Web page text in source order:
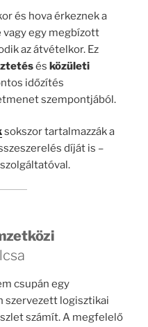
és hova érkeznek a
vagy egy megbízott
az átvételkor. Ez
és közületi
időzítés
szempontjából.
sokszor tartalmazzák a
díját is –
csupán egy
szervezett logisztikai
számít. A megfelelő